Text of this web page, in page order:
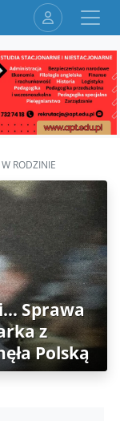
RODZINIE
Sprawa
z
Polską